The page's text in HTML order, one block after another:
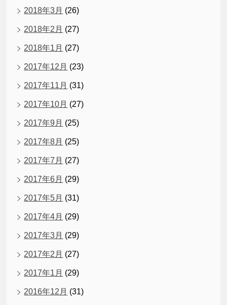
2018年3月 (26)
2018年2月 (27)
2018年1月 (27)
2017年12月 (23)
2017年11月 (31)
2017年10月 (27)
2017年9月 (25)
2017年8月 (25)
2017年7月 (27)
2017年6月 (29)
2017年5月 (31)
2017年4月 (29)
2017年3月 (29)
2017年2月 (27)
2017年1月 (29)
2016年12月 (31)